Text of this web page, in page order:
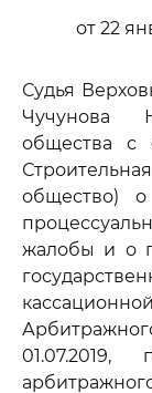
от 22
Судья
Чучунова
общества с
общество) о
жалобы и о
01.07.2019,